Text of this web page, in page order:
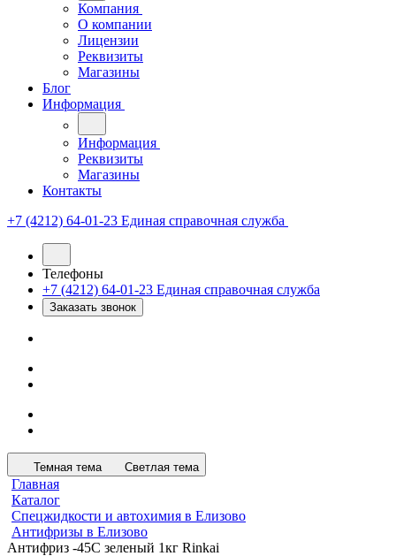
Компания
О компании
Лицензии
Реквизиты
Магазины
Блог
Информация
Информация
Реквизиты
Магазины
Контакты
+7 (4212) 64-01-23 Единая справочная служба
Телефоны
+7 (4212) 64-01-23 Единая справочная служба
Заказать звонок
Темная тема Светлая тема
Главная
Каталог
Спецжидкости и автохимия в Елизово
Антифризы в Елизово
Антифриз -45C зеленый 1кг Rinkai